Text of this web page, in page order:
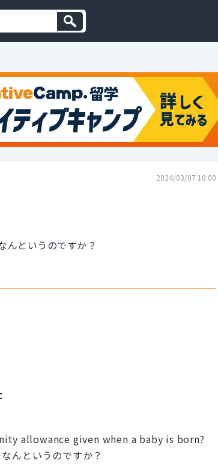
2024/03/07 10:00
んというのですか？
allowance given when a baby is born?
んというのですか？